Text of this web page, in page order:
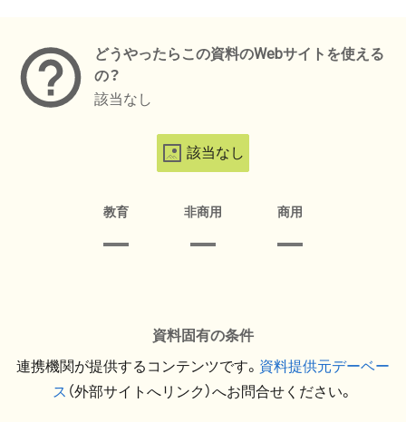
どうやったらこの資料のWebサイトを使える
の？
該当なし
該当なし
教育 非商用 商用
資料固有の条件
連携機関が提供するコンテンツです。 資料提供元デーベー
ス （外部サイトへリンク）へお問合せください。